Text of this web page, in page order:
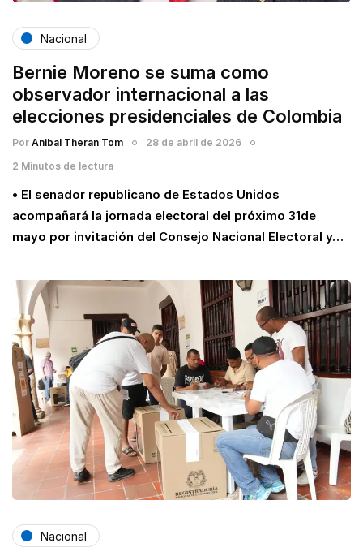
Nacional
Bernie Moreno se suma como
observador internacional a las
elecciones presidenciales de Colombia
Por Anibal Theran Tom
28 de abril de 2026
2 Minutos de lectura
• El senador republicano de Estados Unidos
acompañará la jornada electoral del próximo 31de
mayo por invitación del Consejo Nacional Electoral y…
Nacional